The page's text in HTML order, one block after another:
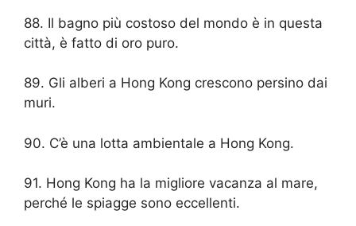
88. Il bagno più costoso del mondo è in questa
città, è fatto di oro puro.
89. Gli alberi a Hong Kong crescono persino dai
muri.
90. C’è una lotta ambientale a Hong Kong.
91. Hong Kong ha la migliore vacanza al mare,
perché le spiagge sono eccellenti.